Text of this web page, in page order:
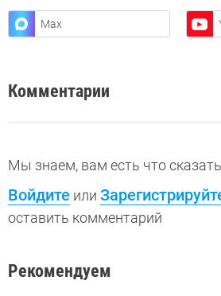
Max
Комментарии
Мы знаем, вам есть что
Войдите или
оставить комментарий
Рекомендуем